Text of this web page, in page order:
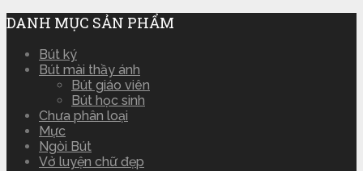
DANH MỤC SẢN PHẨM
Bút ký
Bút mài thầy ánh
Bút giáo viên
Bút học sinh
Chưa phân loại
Mực
Ngòi Bút
Vở luyện chữ đẹp